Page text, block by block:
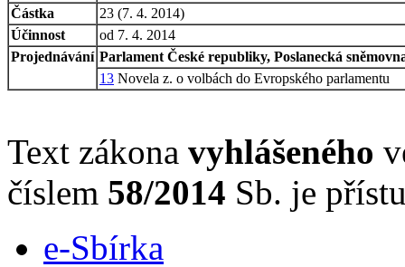
Částka
23 (7. 4. 2014)
Účinnost
od 7. 4. 2014
Projednávání Parlament České republiky, Poslanecká
13 Novela z. o volbách do Evropského parlamentu
Text zákona vyhlášeného
číslem 58/2014 Sb. je
e-Sbírka